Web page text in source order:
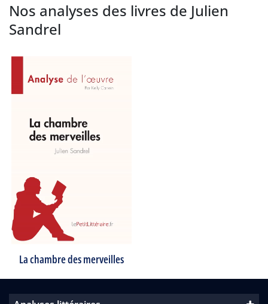
Nos analyses des livres de Julien
Sandrel
La chambre des merveilles